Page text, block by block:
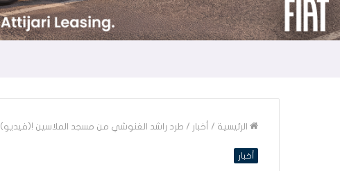
الرئيسية / أخبار / طرد راشد الغنوشي من مسجد الملاسين !(فيديو)
أخبار